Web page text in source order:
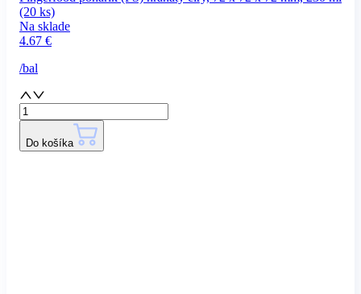
(20 ks)
Na sklade
4.67 €
/bal
Do košíka